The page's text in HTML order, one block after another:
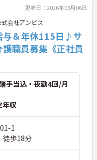
更新日：2026年08月06日
式会社アンビス
与＆年休115日♪サ
職員募集《正社員
手当込・夜勤4回/月
収
1
徒歩18分